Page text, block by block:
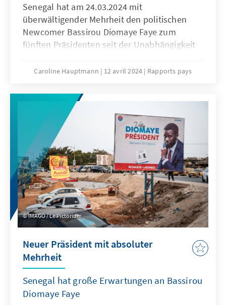
Senegal hat am 24.03.2024 mit
überwältigender Mehrheit den politischen
Newcomer Bassirou Diomaye Faye zum
fünften Präsidenten seit der Unabhängigkeit
am 02. April 2024, wurde er offiziell vereidigt
Der neue Präsident kündigte eine „rupture“ –
einen „radikalen politischen Wandel“ an. Was
ist von der neuen Regierung zu erwarten?
Caroline Hauptmann 12 avril 2024 Rapports pays
IMAGO / Le Pictorium
Neuer Präsident mit absoluter
Mehrheit
Senegal hat große Erwartungen an Bassirou
Diomaye Faye